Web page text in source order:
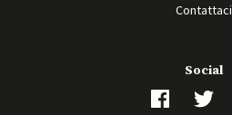
Contattaci
Social